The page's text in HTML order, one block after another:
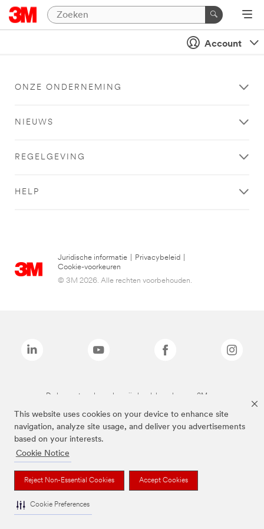
This website uses cookies on your device to enhance site
navigation, analyze site usage, and deliver you advertisements
based on your interests.
Cookie Notice
Reject Non-Essential Cookies Accept Cookies
Cookie Preferences
Account
ONZE ONDERNEMING
NIEUWS
REGELGEVING
HELP
Juridische informatie Privacybeleid
Cookie-voorkeuren
© 3M 2026. Alle rechten voorbehouden.
De bovenstaande merken zijn handelsmerken van 3M.we